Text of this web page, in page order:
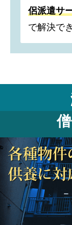
侶派遣サ
で解決で